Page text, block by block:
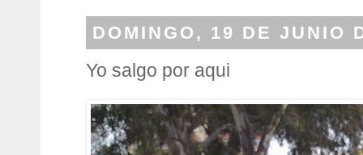
DOMINGO, 19 DE JUNIO
Yo salgo por aqui